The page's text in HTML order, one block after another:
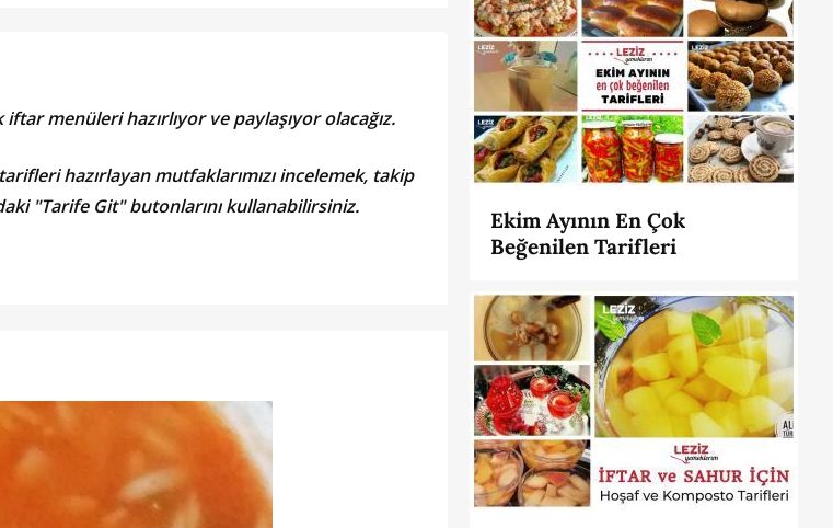
menüleri hazırlıyor ve paylaşıyor olacağız.
hazırlayan mutfaklarımızı incelemek, takip
"Tarife Git" butonlarını kullanabilirsiniz.
Ekim Ayının En Çok
Beğenilen Tarifleri